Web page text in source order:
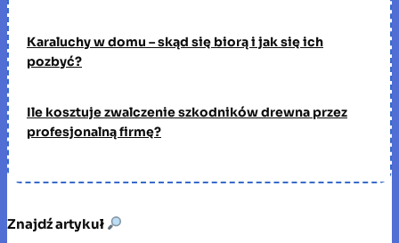
Karaluchy w domu – skąd się biorą i jak się ich
pozbyć?
Ile kosztuje zwalczenie szkodników drewna przez
profesjonalną firmę?
Znajdź artykuł